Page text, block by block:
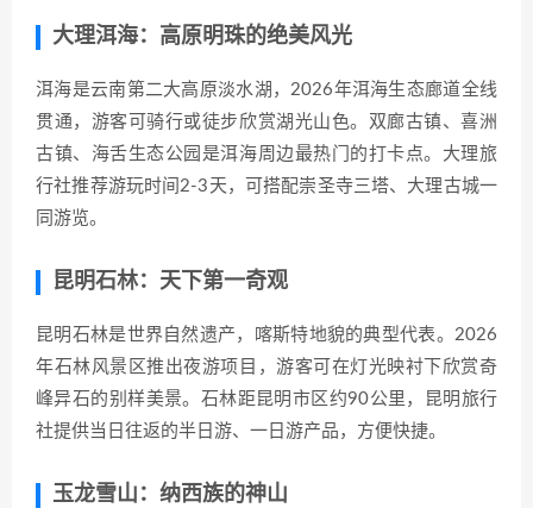
大理洱海：高原明珠的绝美风光
洱海是云南第二大高原淡水湖，2026年洱海生态廊道全线
贯通，游客可骑行或徒步欣赏湖光山色。双廊古镇、喜洲
古镇、海舌生态公园是洱海周边最热门的打卡点。大理旅
行社推荐游玩时间2-3天，可搭配崇圣寺三塔、大理古城一
同游览。
昆明石林：天下第一奇观
昆明石林是世界自然遗产，喀斯特地貌的典型代表。2026
年石林风景区推出夜游项目，游客可在灯光映衬下欣赏奇
峰异石的别样美景。石林距昆明市区约90公里，昆明旅行
社提供当日往返的半日游、一日游产品，方便快捷。
玉龙雪山：纳西族的神山